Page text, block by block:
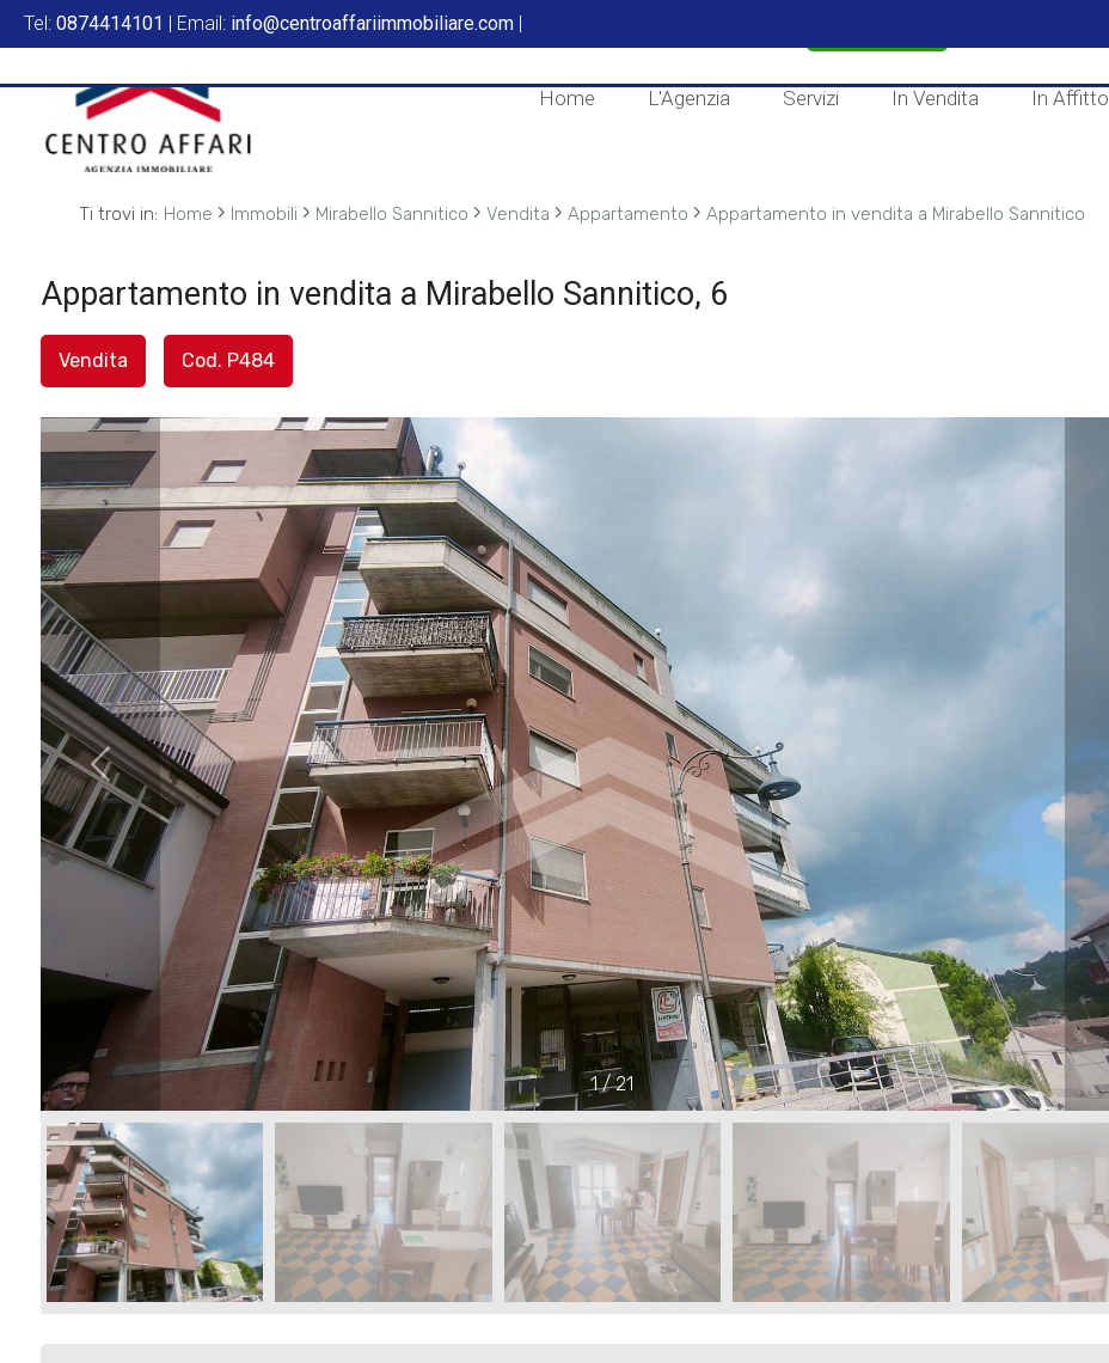
Tel: 0874414101 | Email: info@centroaffariimmobiliare.com |
Home L'Agenzia Servizi In Vendita In Affitto
Ti trovi in: Home › Immobili › Mirabello Sannitico › Vendita › Appartamento › Appartamento in vendita a Mirabello Sannitico
Appartamento in vendita a Mirabello Sannitico, 6
Vendita Cod. P484
1 / 21
L'AGENZIA
SERVIZI
AFFITTO
SFOGLIA
IL
NOSTRO
GIORNALINO
CONTATTI
Codice
Vendita
Affitto
dove
cercare
Provincia
Comune
Tipologia
Residenziali
Commerciali
Terreni
Prezzo